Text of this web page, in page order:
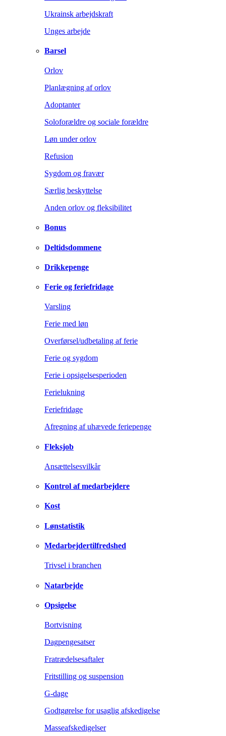
Ukrainsk arbejdskraft
Unges arbejde
Barsel
Orlov
Planlægning af orlov
Adoptanter
Soloforældre og sociale forældre
Løn under orlov
Refusion
Sygdom og fravær
Særlig beskyttelse
Anden orlov og fleksibilitet
Bonus
Deltidsdommene
Drikkepenge
Ferie og feriefridage
Varsling
Ferie med løn
Overførsel/udbetaling af ferie
Ferie og sygdom
Ferie i opsigelsesperioden
Ferielukning
Feriefridage
Afregning af uhævede feriepenge
Fleksjob
Ansættelsesvilkår
Kontrol af medarbejdere
Kost
Lønstatistik
Medarbejdertilfredshed
Trivsel i branchen
Natarbejde
Opsigelse
Bortvisning
Dagpengesatser
Fratrædelsesaftaler
Fritstilling og suspension
G-dage
Godtgørelse for usaglig afskedigelse
Masseafskedigelser